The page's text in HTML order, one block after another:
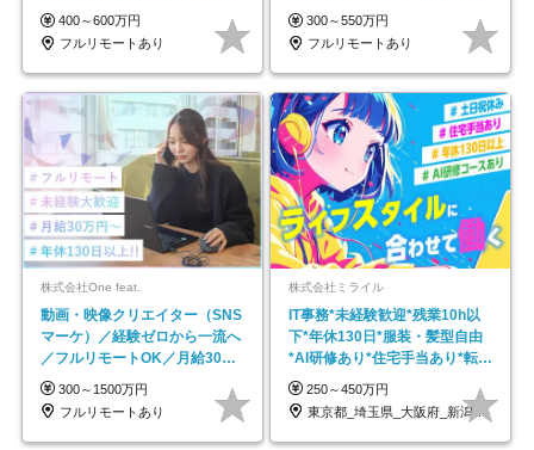
600万円可
400～600万円
フルリモートあり
で18時退勤◎
300～550万円
フルリモートあり
株式会社One feat.
動画・映像クリエイター（SNS
マーケ）／経験ゼロから一流へ
／フルリモートOK／月給30万
円～／年休130日以上
300～1500万円
フルリモートあり
株式会社ミライル
IT事務*未経験歓迎*残業10h以
下*年休130日*服装・髪型自由
*AI研修あり*住宅手当あり*転勤
なし
250～450万円
東京都_埼玉県_大阪府_新潟県_福岡県